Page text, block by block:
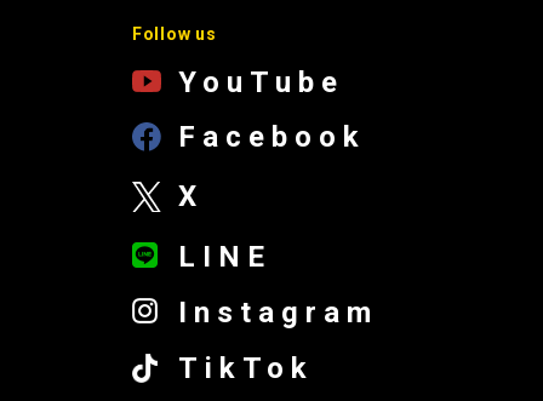
Follow us
YouTube
Facebook
X
LINE
Instagram
TikTok